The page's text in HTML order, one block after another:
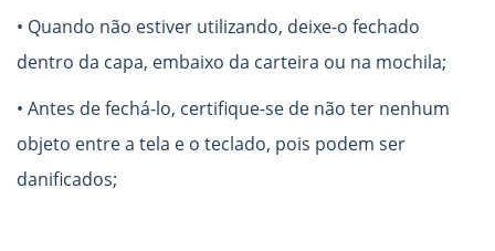
• Quando não estiver utilizando, deixe-o fechado
dentro da capa, embaixo da carteira ou na mochila;
• Antes de fechá-lo, certifique-se de não ter nenhum
objeto entre a tela e o teclado, pois podem ser
danificados;